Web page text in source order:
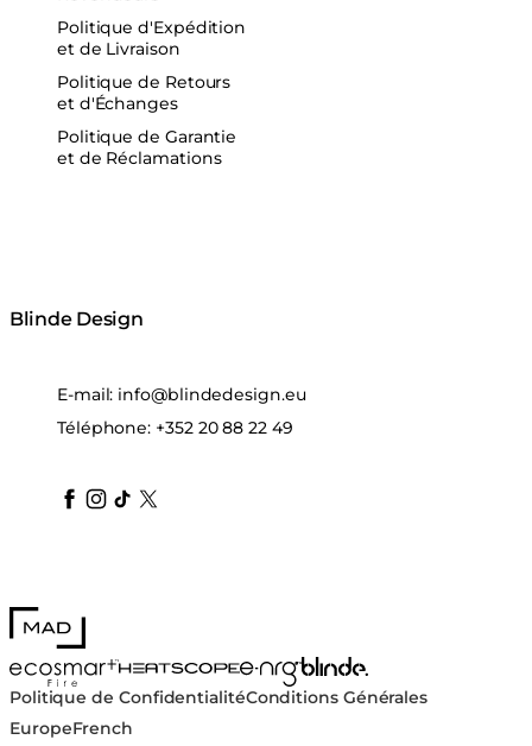
Politique d'Expédition
et de Livraison
Politique de Retours
et d'Échanges
Politique de Garantie
et de Réclamations
Blinde Design
E-mail: info@blindedesign.eu
Téléphone: +352 20 88 22 49
blindedesign
blindedesign
blindedesign
blinde-design
blindedesign
MAD Design
EcoSmart FireHEATSCOPE® Heaters
e-NRG Bioethanol
Blinde Design
Politique de ConfidentialitéConditions Générales
EuropeFrench